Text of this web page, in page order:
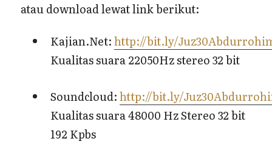
atau download lewat link berikut:
Kajian.Net:http://bit.ly/
Kualitas suara 22050Hz stereo 32 bit
Soundcloud:http://bit.ly/
Kualitas suara 48000 Hz Stereo 32 bit
192 Kpbs